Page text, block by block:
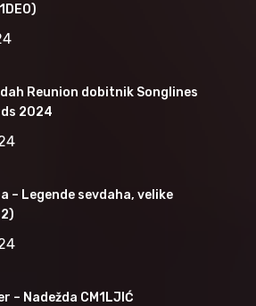
Reunion dobitnik Songlines
2024
– Legende sevdaha, velike
– Nadežda CM1LJIĆ